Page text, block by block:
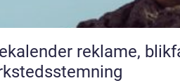
reklame, blikfang og klassisk